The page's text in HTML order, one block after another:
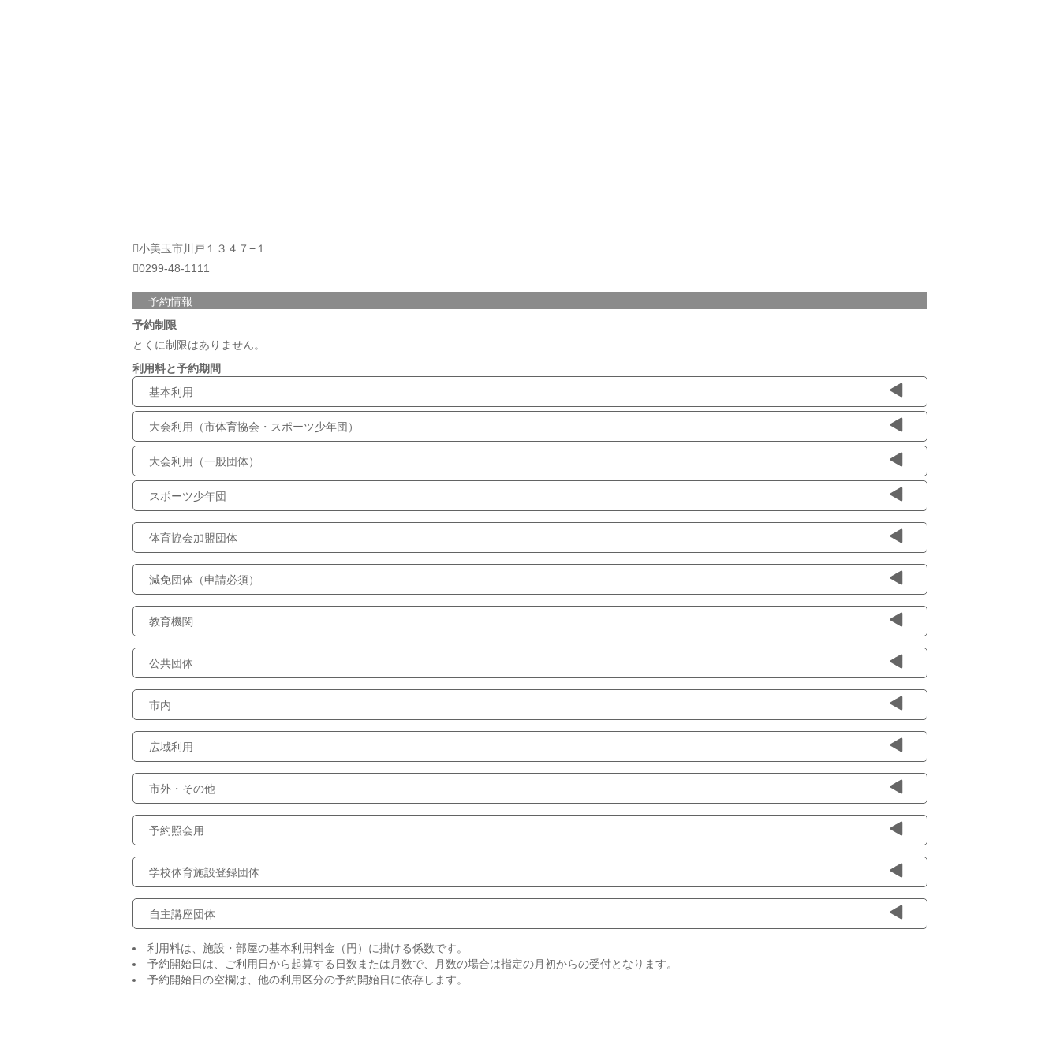
小美玉市川戸１３４７−１
0299-48-1111
予約情報
予約制限
とくに制限はありません。
利用料と予約期間
基本利用
大会利用（市体育協会・スポーツ少年団）
大会利用（一般団体）
スポーツ少年団
体育協会加盟団体
減免団体（申請必須）
教育機関
公共団体
市内
広域利用
市外・その他
予約照会用
学校体育施設登録団体
自主講座団体
利用料は、施設・部屋の基本利用料金（円）に掛ける係数です。
予約開始日は、ご利用日から起算する日数または月数で、月数の場合は指定の月初からの受付となります。
予約開始日の空欄は、他の利用区分の予約開始日に依存します。